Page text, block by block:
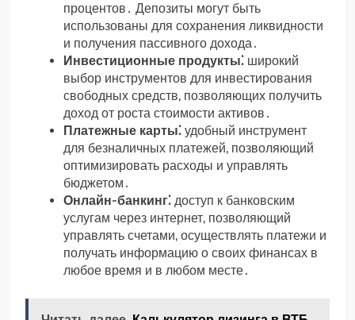
процентов․ Депозиты могут быть
использованы для сохранения ликвидности
и получения пассивного дохода․
Инвестиционные продукты⁚ широкий
выбор инструментов для инвестирования
свободных средств, позволяющих получить
доход от роста стоимости активов․
Платежные карты⁚ удобный инструмент
для безналичных платежей, позволяющий
оптимизировать расходы и управлять
бюджетом․
Онлайн-банкинг⁚ доступ к банковским
услугам через интернет, позволяющий
управлять счетами, осуществлять платежи и
получать информацию о своих финансах в
любое время и в любом месте․